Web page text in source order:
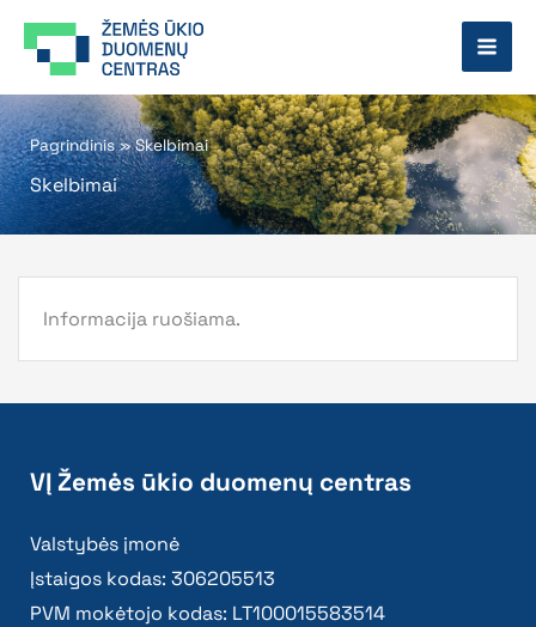
prie
Pagrindinis»Skelbimai
Skelbimai
Informacija ruošiama.
VĮ Žemės ūkio duomenų centras
Valstybės įmonė
Įstaigos kodas: 306205513
PVM mokėtojo kodas: LT100015583514